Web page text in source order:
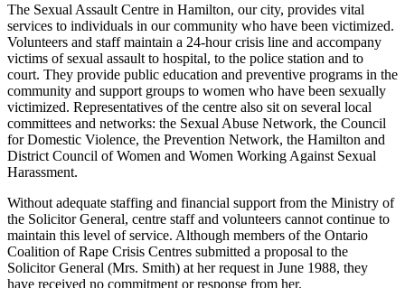
The Sexual Assault Centre in Hamilton, our city, provides vital
services to individuals in our community who have been victimized.
Volunteers and staff maintain a 24-hour crisis line and accompany
victims of sexual assault to hospital, to the police station and to
court. They provide public education and preventive programs in the
community and support groups to women who have been sexually
victimized. Representatives of the centre also sit on several local
committees and networks: the Sexual Abuse Network, the Council
for Domestic Violence, the Prevention Network, the Hamilton and
District Council of Women and Women Working Against Sexual
Harassment.
Without adequate staffing and financial support from the Ministry of
the Solicitor General, centre staff and volunteers cannot continue to
maintain this level of service. Although members of the Ontario
Coalition of Rape Crisis Centres submitted a proposal to the
Solicitor General (Mrs. Smith) at her request in June 1988, they
have received no commitment or response from her.